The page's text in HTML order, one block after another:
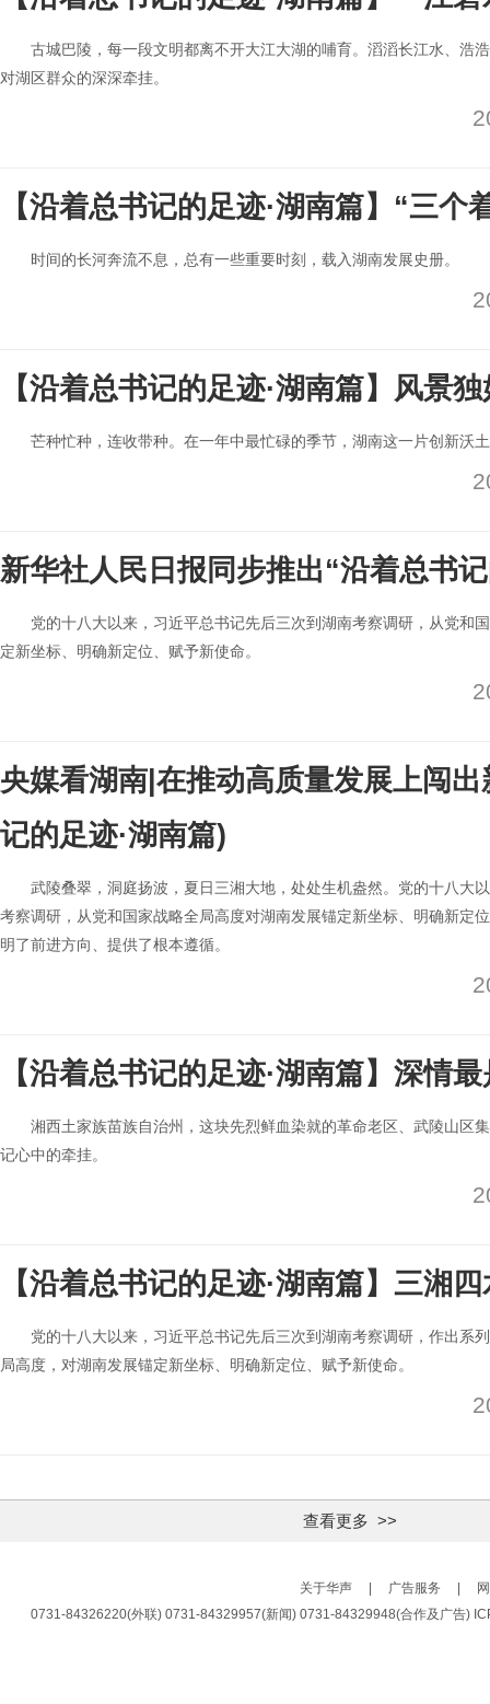
古城巴陵，每一段文明都离不开大江大湖的哺育。滔滔长江水、浩
对湖区群众的深深牵挂。
【沿着总书记的足迹·湖南篇】“三个
时间的长河奔流不息，总有一些重要时刻，载入湖南发展史册。
【沿着总书记的足迹·湖南篇】风景
芒种忙种，连收带种。在一年中最忙碌的季节，湖南这一片创新沃
新华社人民日报同步推出“沿着总书
党的十八大以来，习近平总书记先后三次到湖南考察调研，从党和
定新坐标、明确新定位、赋予新使命。
央媒看湖南|在推动高质量发展上闯
记的足迹·湖南篇)
武陵叠翠，洞庭扬波，夏日三湘大地，处处生机盎然。党的十八大
考察调研，从党和国家战略全局高度对湖南发展锚定新坐标、明确新定
明了前进方向、提供了根本遵循。
【沿着总书记的足迹·湖南篇】深情
湘西土家族苗族自治州，这块先烈鲜血染就的革命老区、武陵山区
记心中的牵挂。
【沿着总书记的足迹·湖南篇】三湘
党的十八大以来，习近平总书记先后三次到湖南考察调研，作出系
局高度，对湖南发展锚定新坐标、明确新定位、赋予新使命。
查看更多 >>
关于华声 广告服务
0731-84326220(外联) 0731-84329957(新闻) 0731-84329948(合作及广告)